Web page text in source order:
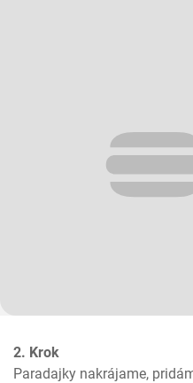
2. Krok
Paradajky nakrájame,